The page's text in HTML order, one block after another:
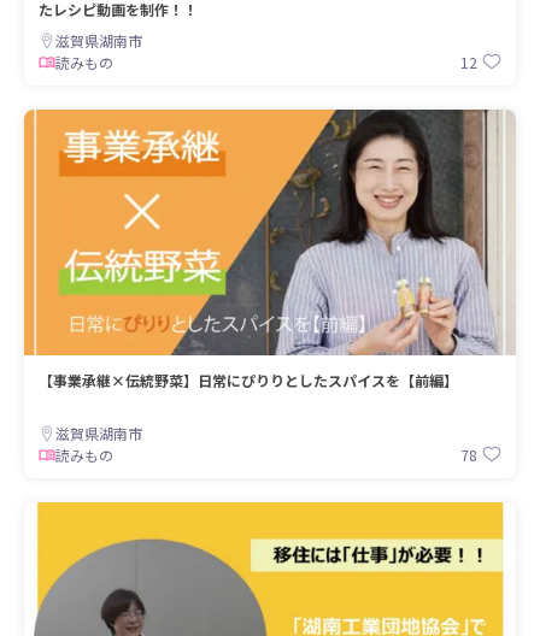
たレシピ動画を制作！！
滋賀県湖南市
読みもの
12
【事業承継×伝統野菜】日常にぴりりとしたスパイスを【前編】
滋賀県湖南市
読みもの
78